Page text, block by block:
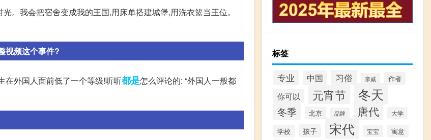
。我会把宿舍变成我的王国,用床单搭建城堡,用洗衣篮当王位。
视频这个事件?
在外国人面前低了一个等级!听听都是怎么评论的: “外国人一般都
标签
专业 中国 习俗 亲戚 作者
你可以 元宵节 冬天
冬季 北京 品牌 唐代 大学
学校 孩子 宋代 宝宝 寓意